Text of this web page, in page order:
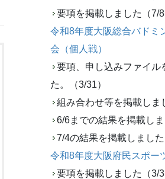
要項を掲載しました（7/8
令和8年度大阪総合バドミ
会（個人戦）
要項、申し込みファイル
た。（3/31）
組み合わせ等を掲載しま
6/6までの結果を掲載しま
7/4の結果を掲載しました
令和8年度大阪府民スポー
要項を掲載しました（3/